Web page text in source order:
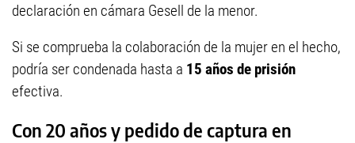
declaración en cámara Gesell de la menor.
Si se comprueba la colaboración de la mujer en el hecho,
podría ser condenada hasta a 15 años de prisión
efectiva.
Con 20 años y pedido de captura en